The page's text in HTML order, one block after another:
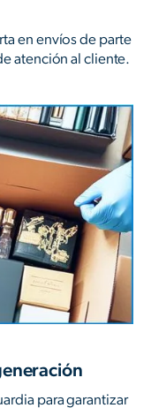
en envíos de parte
atención al cliente.
para garantizar